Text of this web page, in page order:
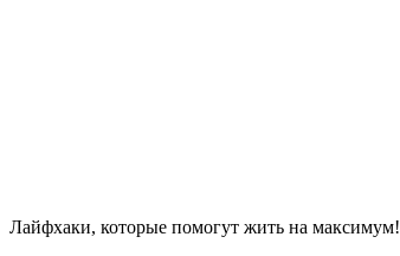
Лайфхаки, которые помогут жить на максимум!